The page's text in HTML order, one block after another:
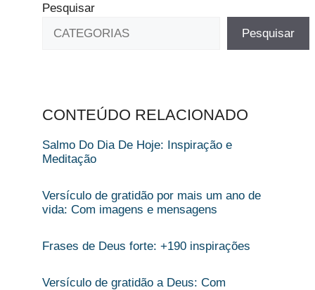
Pesquisar
Pesquisar
CONTEÚDO RELACIONADO
Salmo Do Dia De Hoje: Inspiração e
Meditação
Versículo de gratidão por mais um ano de
vida: Com imagens e mensagens
Frases de Deus forte: +190 inspirações
Versículo de gratidão a Deus: Com